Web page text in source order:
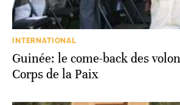
INTERNATIONAL
Guinée: le come-back des
Corps de la Paix